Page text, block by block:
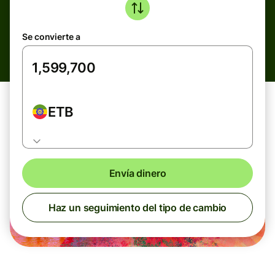
Se convierte a
ETB
Envía dinero
Haz un seguimiento del tipo de cambio